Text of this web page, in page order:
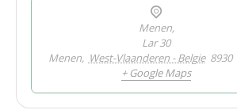
Menen,
Lar 30
Menen, West-Vlaanderen - Belgie 8930
+ Google Maps